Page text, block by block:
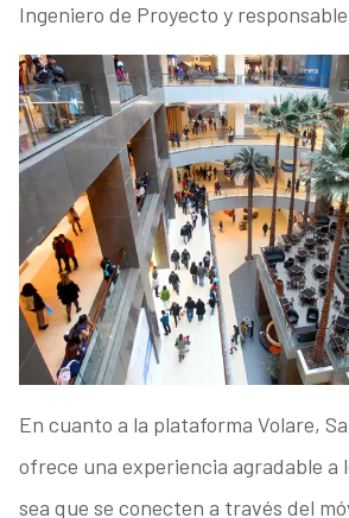
Ingeniero de Proyecto y
En cuanto a la plataforma Volare,
ofrece una experiencia agradable a
sea que se conecten a través del